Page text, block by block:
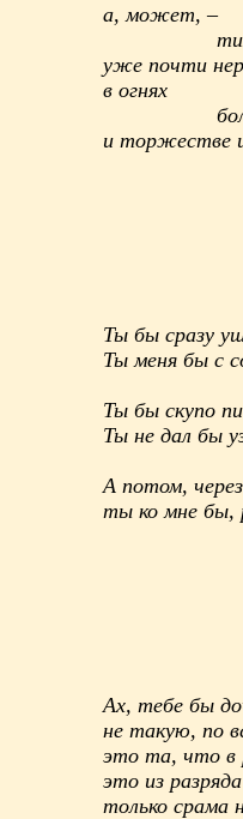
а, может, –
тихий
уже почти
в огнях
больших
и торжестве
Ты бы сразу
Ты меня бы с
Ты бы скупо
Ты не дал бы
А потом,
ты ко мне бы,
Ах, тебе бы
не такую, по
это та, что в
это из
только срама